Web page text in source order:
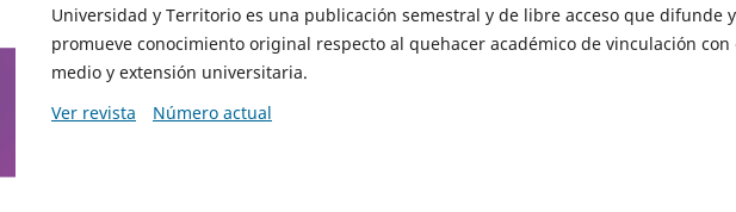
Universidad y Territorio es una publicación semestral y de libre acceso que difunde y
promueve conocimiento original respecto al quehacer académico de vinculación con
medio y extensión universitaria.
Ver revista
Número actual